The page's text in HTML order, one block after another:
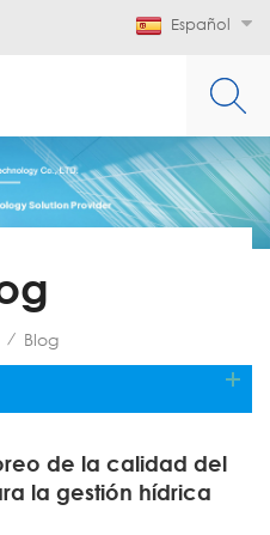
Español
/ Blog
de la calidad del
la gestión hídrica